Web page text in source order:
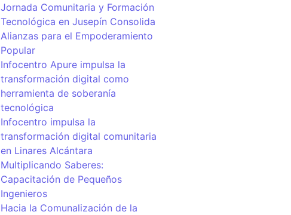
Jornada Comunitaria y Formación
Tecnológica en Jusepín Consolida
Alianzas para el Empoderamiento
Popular
Infocentro Apure impulsa la
transformación digital como
herramienta de soberanía
tecnológica
Infocentro impulsa la
transformación digital comunitaria
en Linares Alcántara
Multiplicando Saberes:
Capacitación de Pequeños
Ingenieros
Hacia la Comunalización de la